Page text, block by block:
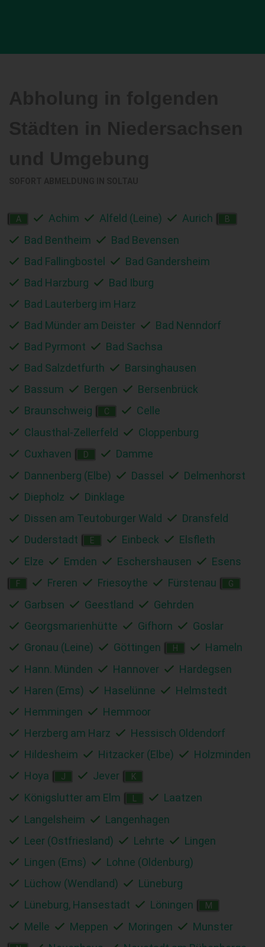
A Achim Alfeld (Leine) Aurich B
Bad Bentheim
Bad Bevensen
Bad Fallingbostel
Bad Gandersheim
Bad Harzburg
Bad Iburg
Bad Lauterberg im Harz
Bad Münder am Deister
Bad Nenndorf
Bad Pyrmont
Bad Sachsa
Bad Salzdetfurth
Barsinghausen
Bassum
Bergen
Bersenbrück
Braunschweig
C
Celle
Clausthal-Zellerfeld
Cloppenburg
Cuxhaven
D
Damme
Dannenberg (Elbe)
Dassel
Delmenhorst
Diepholz
Dinklage
Dissen am Teutoburger Wald
Dransfeld
Duderstadt
E Einbeck
Elsfleth
Elze
Emden Eschershausen Esens
F Freren Friesoythe Fürstenau G
Garbsen Geestland
Gehrden
Georgsmarienhütte
Gifhorn
Goslar
Gronau (Leine)
Göttingen H
Hameln
Hann. Münden
Hannover
Hardegsen
Haren (Ems)
Haselünne
Helmstedt
Hemmingen
Hemmoor
Herzberg am Harz
Hessisch Oldendorf
Hildesheim
Hitzacker (Elbe)
Holzminden
Hoya
J Jever K
Königslutter am Elm
Laatzen
Langelsheim
Langenhagen
Leer (Ostfriesland)
Lehrte
Lingen
Lingen (Ems)
Lohne (Oldenburg)
Lüchow (Wendland)
Lüneburg
Lüneburg, Hansestadt
Löningen M
Melle Meppen Moringen Munster